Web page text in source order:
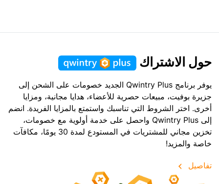
حول الاشتراك
يوفر برنامج Qwintry Plus الجديد خصومات على الشحن إلى
جزيرة بوفيت، مبيعات حصرية للأعضاء، هدايا مجانية، ومزايا
أخرى. اختر الشروط التي تناسبك واستمتع بالمزايا الفريدة. انضم
إلى Qwintry Plus واحصل على خدمة أولوية مع خصومات،
تخزين مجاني للمشتريات في المستودع لمدة 30 يومًا، مكافآت
خاصة والمزيد!
تفاصيل